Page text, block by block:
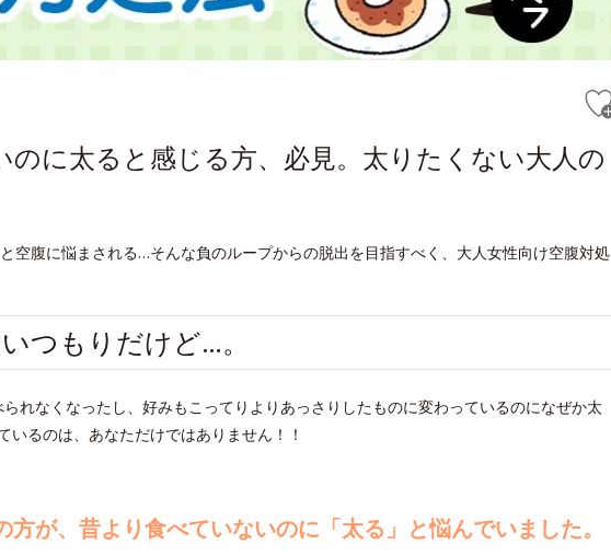
に太ると感じる方、必見。太りたくない大人の
空腹に悩まされる…そんな負のループからの脱出を目指すべく、大人女性向け空腹対処
つもりだけど…。
れなくなったし、好みもこってりよりあっさりしたものに変わっているのになぜか太
るのは、あなただけではありません！！
が、昔より食べていないのに「太る」と悩んでいました。